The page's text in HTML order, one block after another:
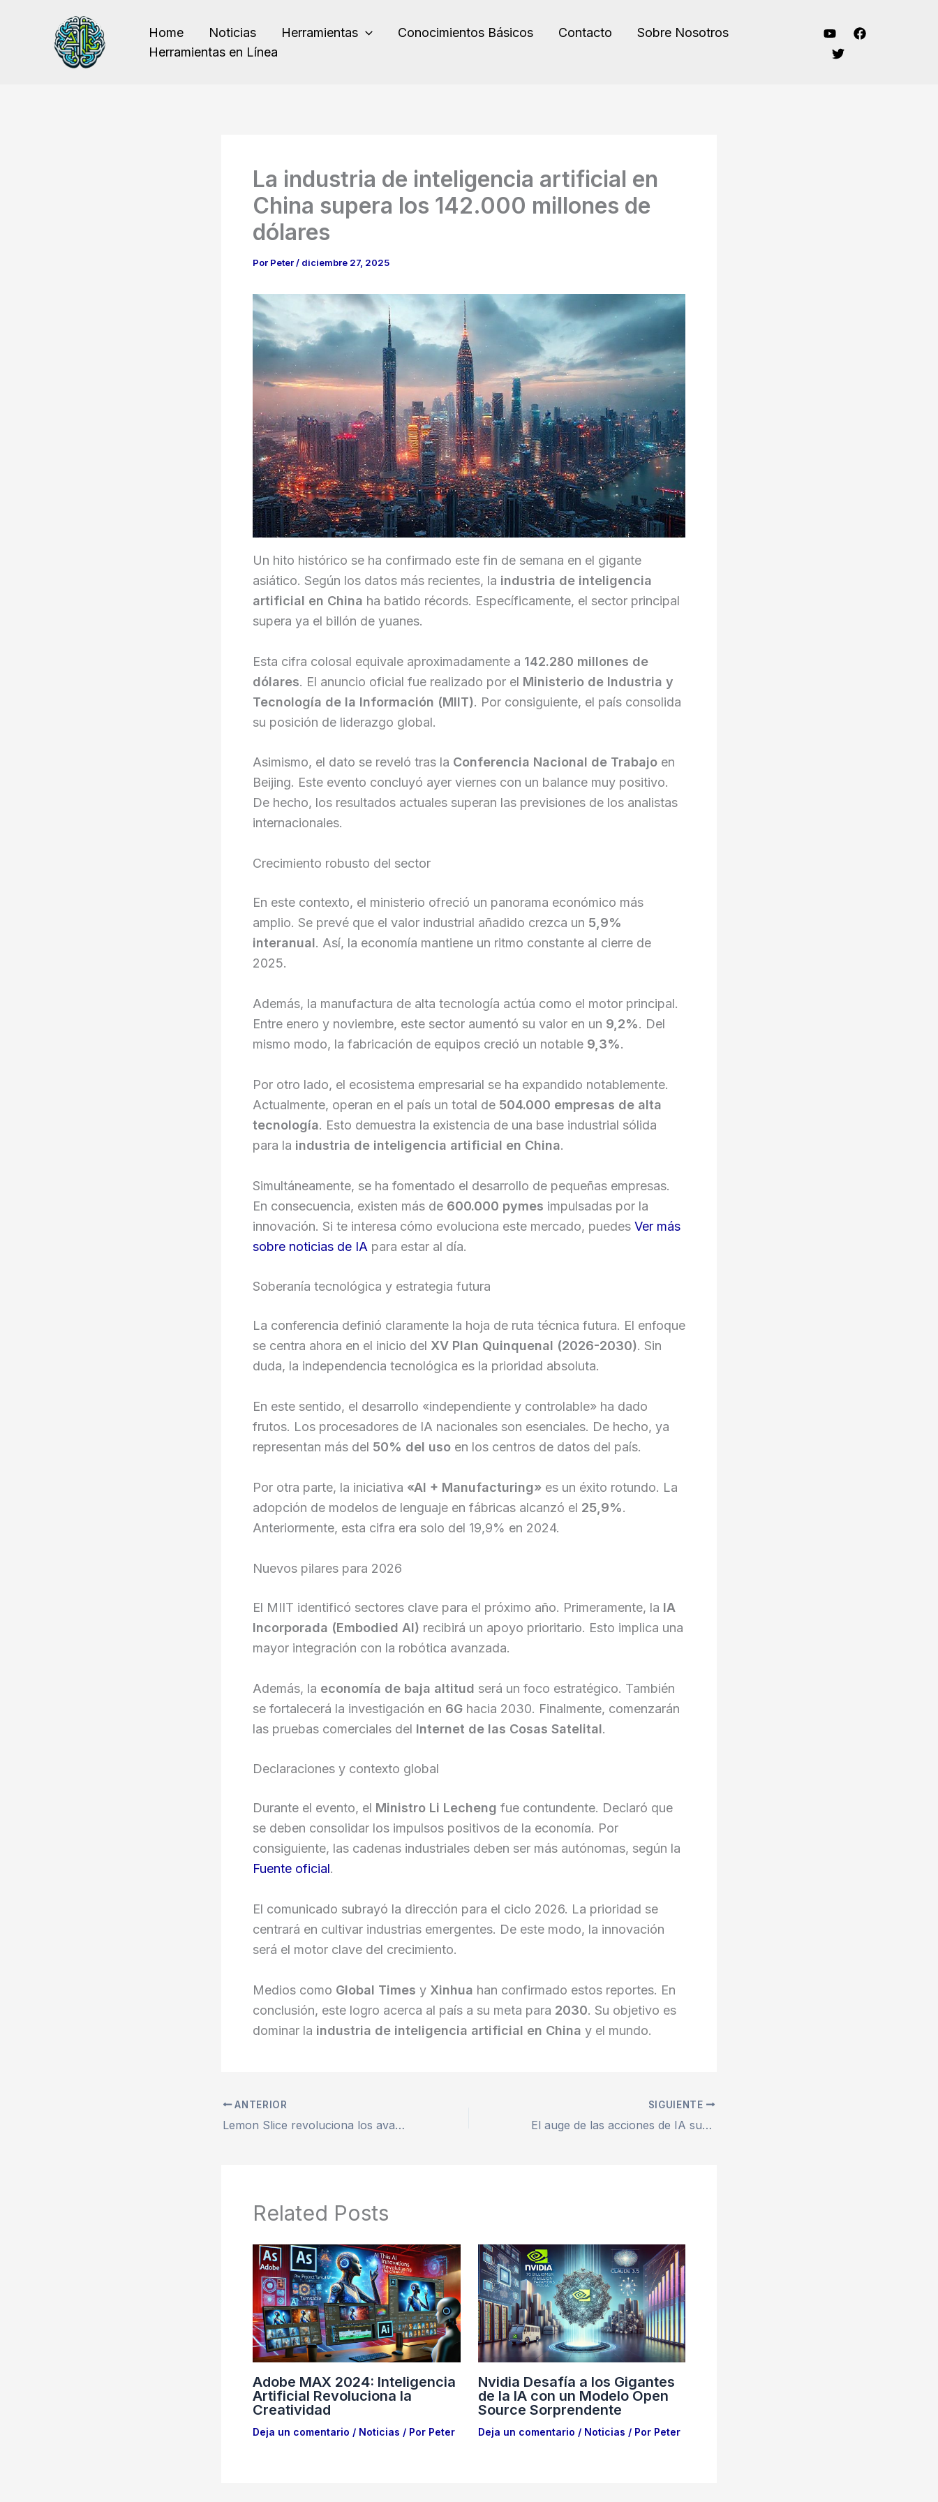
contenido
Home Noticias Herramientas Conocimientos Básicos Contacto
Sobre Nosotros
Herramientas en Línea
La industria de inteligencia artificial en
China supera los 142.000 millones de
dólares
Por Peter/ diciembre 27, 2025
Un hito histórico se ha confirmado este fin de semana en el gigante
asiático. Según los datos más recientes, la industria de inteligencia
artificial en China ha batido récords. Específicamente, el sector principal
supera ya el billón de yuanes.
Esta cifra colosal equivale aproximadamente a 142.280 millones de
dólares. El anuncio oficial fue realizado por el Ministerio de Industria y
Tecnología de la Información (MIIT). Por consiguiente, el país consolida
su posición de liderazgo global.
Asimismo, el dato se reveló tras la Conferencia Nacional de Trabajo en
Beijing. Este evento concluyó ayer viernes con un balance muy positivo.
De hecho, los resultados actuales superan las previsiones de los analistas
internacionales.
Crecimiento robusto del sector
En este contexto, el ministerio ofreció un panorama económico más
amplio. Se prevé que el valor industrial añadido crezca un 5,9%
interanual. Así, la economía mantiene un ritmo constante al cierre de
2025.
Además, la manufactura de alta tecnología actúa como el motor principal.
Entre enero y noviembre, este sector aumentó su valor en un 9,2%. Del
mismo modo, la fabricación de equipos creció un notable 9,3%.
Por otro lado, el ecosistema empresarial se ha expandido notablemente.
Actualmente, operan en el país un total de 504.000 empresas de alta
tecnología. Esto demuestra la existencia de una base industrial sólida
para la industria de inteligencia artificial en China.
Simultáneamente, se ha fomentado el desarrollo de pequeñas empresas.
En consecuencia, existen más de 600.000 pymes impulsadas por la
innovación. Si te interesa cómo evoluciona este mercado, puedes Ver más
sobre noticias de IA para estar al día.
Soberanía tecnológica y estrategia futura
La conferencia definió claramente la hoja de ruta técnica futura. El enfoque
se centra ahora en el inicio del XV Plan Quinquenal (2026-2030). Sin
duda, la independencia tecnológica es la prioridad absoluta.
En este sentido, el desarrollo «independiente y controlable» ha dado
frutos. Los procesadores de IA nacionales son esenciales. De hecho, ya
representan más del 50% del uso en los centros de datos del país.
Por otra parte, la iniciativa «AI + Manufacturing» es un éxito rotundo. La
adopción de modelos de lenguaje en fábricas alcanzó el 25,9%.
Anteriormente, esta cifra era solo del 19,9% en 2024.
Nuevos pilares para 2026
El MIIT identificó sectores clave para el próximo año. Primeramente, la IA
Incorporada (Embodied AI) recibirá un apoyo prioritario. Esto implica una
mayor integración con la robótica avanzada.
Además, la economía de baja altitud será un foco estratégico. También
se fortalecerá la investigación en 6G hacia 2030. Finalmente, comenzarán
las pruebas comerciales del Internet de las Cosas Satelital.
Declaraciones y contexto global
Durante el evento, el Ministro Li Lecheng fue contundente. Declaró que
se deben consolidar los impulsos positivos de la economía. Por
consiguiente, las cadenas industriales deben ser más autónomas, según la
Fuente oficial.
El comunicado subrayó la dirección para el ciclo 2026. La prioridad se
centrará en cultivar industrias emergentes. De este modo, la innovación
será el motor clave del crecimiento.
Medios como Global Times y Xinhua han confirmado estos reportes. En
conclusión, este logro acerca al país a su meta para 2030. Su objetivo es
dominar la industria de inteligencia artificial en China y el mundo.
ANTERIOR
Lemon Slice revoluciona los avatares de IA interactivos con una ronda de 10,5 millones de dólares
SIGUIENTE
El auge de las acciones de IA suma más de 500.000 millones de dólares a la riqueza de los magnates tecnológicos de EE. UU. en 2025
Related Posts
Adobe MAX 2024: Inteligencia
Artificial Revoluciona la
Creatividad
Deja un comentario / Noticias / Por Peter
Nvidia Desafía a los Gigantes
de la IA con un Modelo Open
Source Sorprendente
Deja un comentario / Noticias / Por Peter